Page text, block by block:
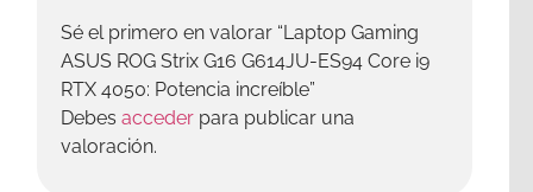
Sé el primero en valorar “Laptop Gaming
ASUS ROG Strix G16 G614JU-ES94 Core i9
RTX 4050: Potencia increíble”
Debes acceder para publicar una
valoración.